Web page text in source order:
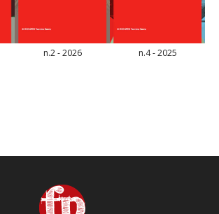
n.2 - 2026 n.4 - 2025